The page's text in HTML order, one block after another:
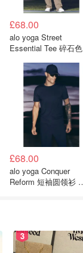
£68.00
alo yoga Street
Essential Tee 碎石
£68.00
alo yoga Conquer
Reform 短袖圆领衫
3